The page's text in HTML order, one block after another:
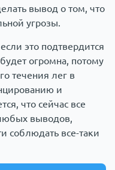
вывод о том, что
угрозы.
это подтвердится
огромна, потому
течения лег в
и
что сейчас все
выводов,
соблюдать все-таки